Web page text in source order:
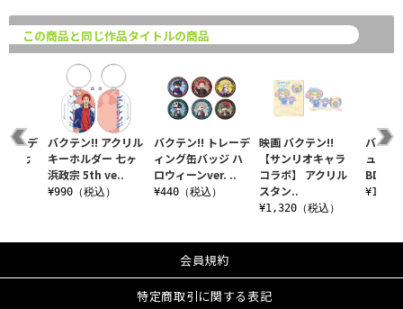
この商品と同じ作品タイトルの商品
バクテン!! トレーデ
ィング缶バッジ ハ
ロウィーンver. ..
¥440（税込）
映画 バクテン!!
【サンリオキャラ
コラボ】 アクリル
スタン..
¥1,320（税込）
バクテ
ュ 亘
BDver
¥1,100
レーデ
ジ 七
バクテン!! アクリル
キーホルダー 七ヶ
浜政宗 5th ve..
¥990（税込）
会員規約
特定商取引に関する表記